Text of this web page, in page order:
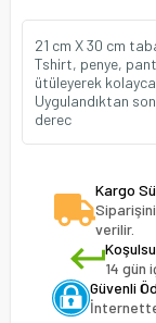
21 cm X 30 cm
Tshirt, penye,
ütüleyerek kolayca
Uygulandıktan
derec
Kargo
verilir.
14 gün
Güvenli